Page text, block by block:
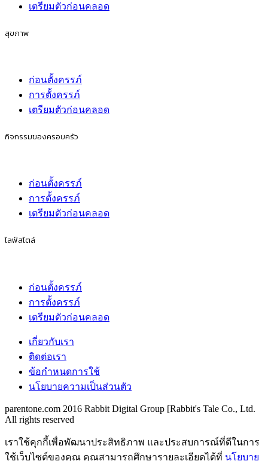
เตรียมตัวก่อนคลอด
สุขภาพ
ก่อนตั้งครรภ์
การตั้งครรภ์
เตรียมตัวก่อนคลอด
กิจกรรมของครอบครัว
ก่อนตั้งครรภ์
การตั้งครรภ์
เตรียมตัวก่อนคลอด
ไลฟ์สไตล์
ก่อนตั้งครรภ์
การตั้งครรภ์
เตรียมตัวก่อนคลอด
เกี่ยวกับเรา
ติดต่อเรา
ข้อกำหนดการใช้
นโยบายความเป็นส่วนตัว
parentone.com 2016 Rabbit Digital Group [Rabbit's Tale Co., Ltd.
All rights reserved
เราใช้คุกกี้เพื่อพัฒนาประสิทธิภาพ และประสบการณ์ที่ดีในการ
ใช้เว็บไซต์ของคุณ คุณสามารถศึกษารายละเอียดได้ที่ นโยบาย